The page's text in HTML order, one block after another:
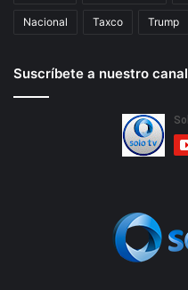
Nacional Taxco Trump
Suscríbete a nuestro canal